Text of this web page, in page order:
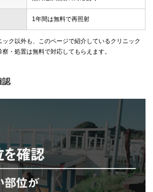
1年間は無料で再照射
ク以外も、このページで紹介しているクリニック
・処置は無料で対応してもらえます。
認